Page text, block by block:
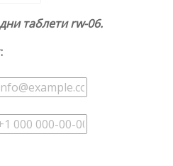
таблети rw-06.